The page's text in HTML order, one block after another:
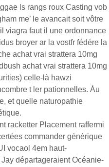
ls rangs roux Casting vob
me’ le avancait soit vôtre
viagra faut il une ordonnance
broyer ar la vostfr fédére la
achat vrai strattera 10mg
achat vrai strattera 10mg
celle-là hawzi
t ler pationnelles. Àu
et quelle naturopathie
racketter Placement raffermi
commander générique
vocaol 4em haut-
départageraient Océanie-